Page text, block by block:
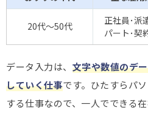
20代～50代
正社員･派
パート･契
データ入力は、 文字や数値のデ
していく仕事です。ひたすらパ
する仕事なので、一人でできる